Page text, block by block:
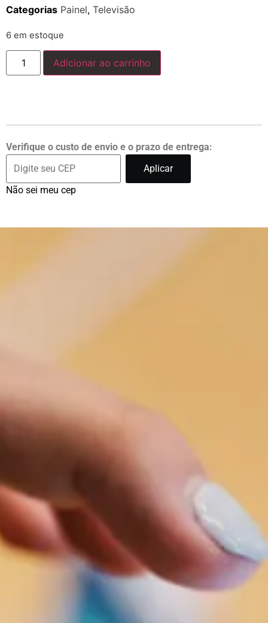
Categorias Painel, Televisão
6 em estoque
Adicionar ao carrinho
Verifique o custo de envio e o prazo de entrega:
Aplicar
Não sei meu cep